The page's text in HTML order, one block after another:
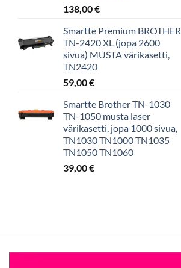
138,00€
Smartte Premium BROTHER
TN-2420 XL (jopa 2600
sivua) MUSTA värikasetti,
TN2420
59,00€
Smartte Brother TN-1030
TN-1050 musta laser
värikasetti, jopa 1000 sivua,
TN1030 TN1000 TN1035
TN1050 TN1060
39,00€